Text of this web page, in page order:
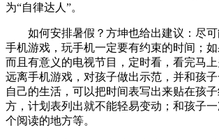
为“自律达人”。
如何安排暑假？方坤也给出建议：尽可
手机游戏，玩手机一定要有约束的时间；
而且有意义的电视节目，定时看，看完马
远离手机游戏，对孩子做出示范，并和孩
自己的生活，可以把时间表写出来贴在孩
方，计划表列出就不能轻易变动；和孩子
个阅读的地方等。